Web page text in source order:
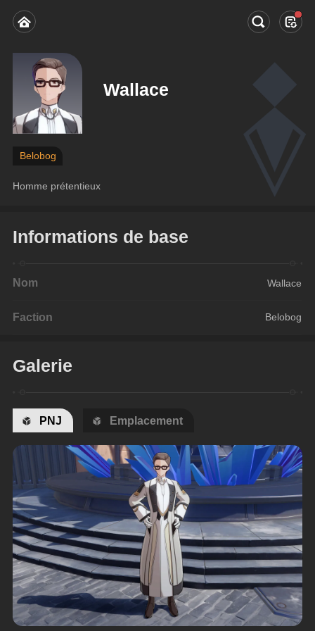
Wallace
Belobog
Homme prétentieux
Informations de base
Nom Wallace
Faction Belobog
Galerie
PNJ Emplacement